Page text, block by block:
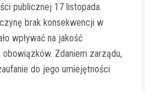
publicznej 17 listopada.
brak konsekwencji w
wpływać na jakość
Zdaniem zarządu,
do jego umiejętności